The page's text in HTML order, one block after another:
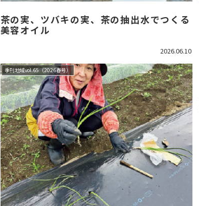
茶の実、ツバキの実、茶の抽出水でつくる
美容オイル
2026.06.10
季刊地域vol.65（2026春号）